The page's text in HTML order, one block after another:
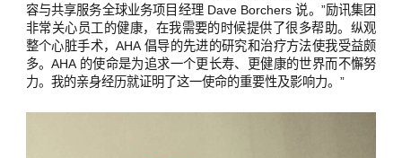
容与共享服务全球业务项目经理 Dave Borchers 说。”励讯集团
非常关心员工的健康，在我需要的时候提供了很多帮助。纵观
整个心脏手术，AHA 倡导的先进的研究和治疗方法使我受益颇
多。AHA 的使命是为追求一个更长寿、更健康的世界而不懈努
力。我的亲身经历就证明了这一使命的重要性及影响力。”